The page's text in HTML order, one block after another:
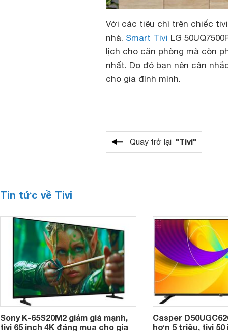
Với các tiêu chí trên chiếc
nhà. Smart Tivi LG
lịch cho căn phòng mà còn
nhất. Do đó bạn nên cân
cho gia đình mình.
Quay trở lại "Tivi"
Tin tức về Tivi
Sony K-65S20M2 giảm giá mạnh,
tivi 65 inch 4K đáng mua cho gia
Casper
hơn 5 triệu, tivi 50